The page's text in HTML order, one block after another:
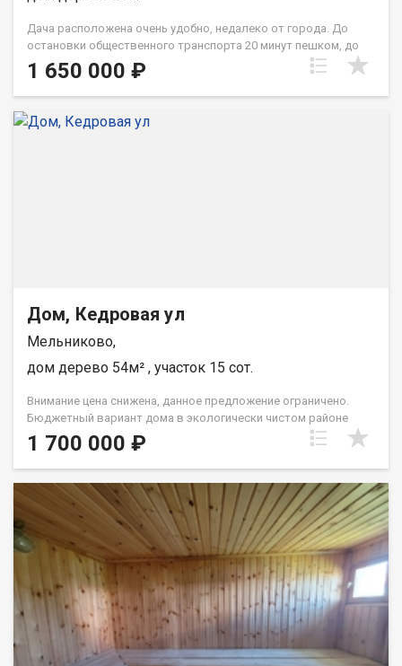
Дача расположена очень удобно, недалеко от города. До
остановки общественного транспорта 20 минут пешком, до
озера 10 минут. Есть отдельные ворота для въезда
автомобиля, парковочное место. Дом 2 этажа. На участке
есть скважина, поливочная вода, электричество в доме. Баня
из бруса 3*5. Есть все насаждения: клубника, малина,
смородина, облепиха, жимолость, яблоко, груша, абрикос,
1 650 000 ₽
Дом, Кедровая ул
Мельниково,
дом дерево 54м² , участок 15 сот.
Внимание цена снижена, данное предложение ограничено.
Бюджетный вариант дома в экологически чистом районе
Томской области. Доступны все возможные дары природы:
река Обь, лес, можно добраться до болот для сбора ягоды.
Инфраструктура поселка: школа, 2 детских сада, 2
поликлиники, почта, автовокзал, 2 автосервиса, большой
выбор магазинов разных категорий. Дом построен из
качественного бревна. Пластиковые окна во всем доме,
разведено водяное отопление по всему дому с насосом.
Крытый двор, баня и 15 соток обработанной земли. Вода -
своя скважина, есть возможность подключиться к
водопроводу. Газовый выход возле дома. Заменена вся
электропроводка, сделано точечное освещение. Подходит
под все виды расчета, а также материнский капитал и
жилищный сертификат. Звоните, узнавайте подробности! При
звонке, пожалуйста, сообщите номер варианта -
1 700 000 ₽